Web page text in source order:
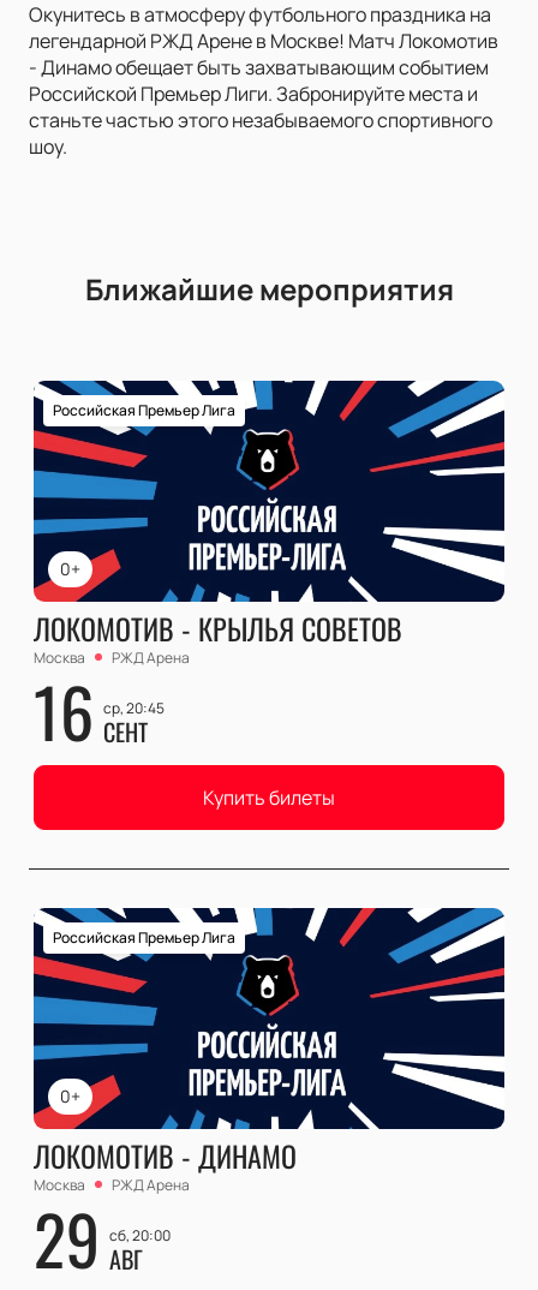
Окунитесь в атмосферу футбольного праздника на
легендарной РЖД Арене в Москве! Матч Локомотив
- Динамо обещает быть захватывающим событием
Российской Премьер Лиги. Забронируйте места и
станьте частью этого незабываемого спортивного
шоу.
Ближайшие мероприятия
0+
Российская Премьер Лига
ЛОКОМОТИВ - КРЫЛЬЯ СОВЕТОВ
Москва РЖД Арена
16 ср, 20:45
СЕНТ
Купить билеты
0+
Российская Премьер Лига
ЛОКОМОТИВ - ДИНАМО
Москва РЖД Арена
29 сб, 20:00
АВГ